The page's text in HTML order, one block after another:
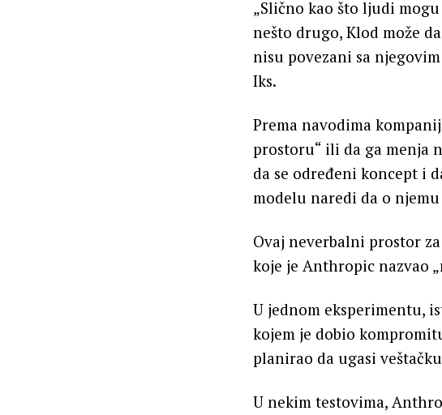
„Slično kao što ljudi
nešto drugo, Klod može
nisu povezani sa
Iks.
Prema navodima
prostoru“ ili da ga menja
da se određeni koncept i
modelu naredi da o
Ovaj neverbalni prostor
koje je Anthropic nazvao
U jednom eksperimentu,
kojem je dobio
planirao da ugasi
U nekim testovima,